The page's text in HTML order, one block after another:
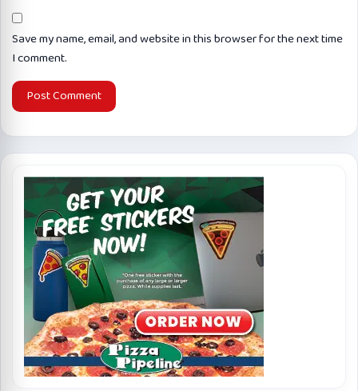
Save my name, email, and website in this browser for the next time
I comment.